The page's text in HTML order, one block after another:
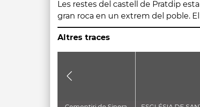
Les restes del castell de Pratdip
gran roca en un extrem del poble.
Altres traces